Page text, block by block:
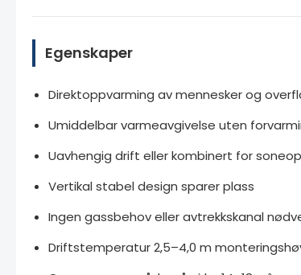
Egenskaper
Direktoppvarming av mennesker og
Umiddelbar varmeavgivelse uten
Uavhengig drift eller kombinert for
Vertikal stabel design sparer plass
Ingen gassbehov eller avtrekkskanal
Driftstemperatur 2,5–4,0 m